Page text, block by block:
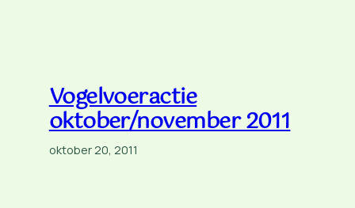
Vogelvoeractie
oktober/november 2011
oktober 20, 2011